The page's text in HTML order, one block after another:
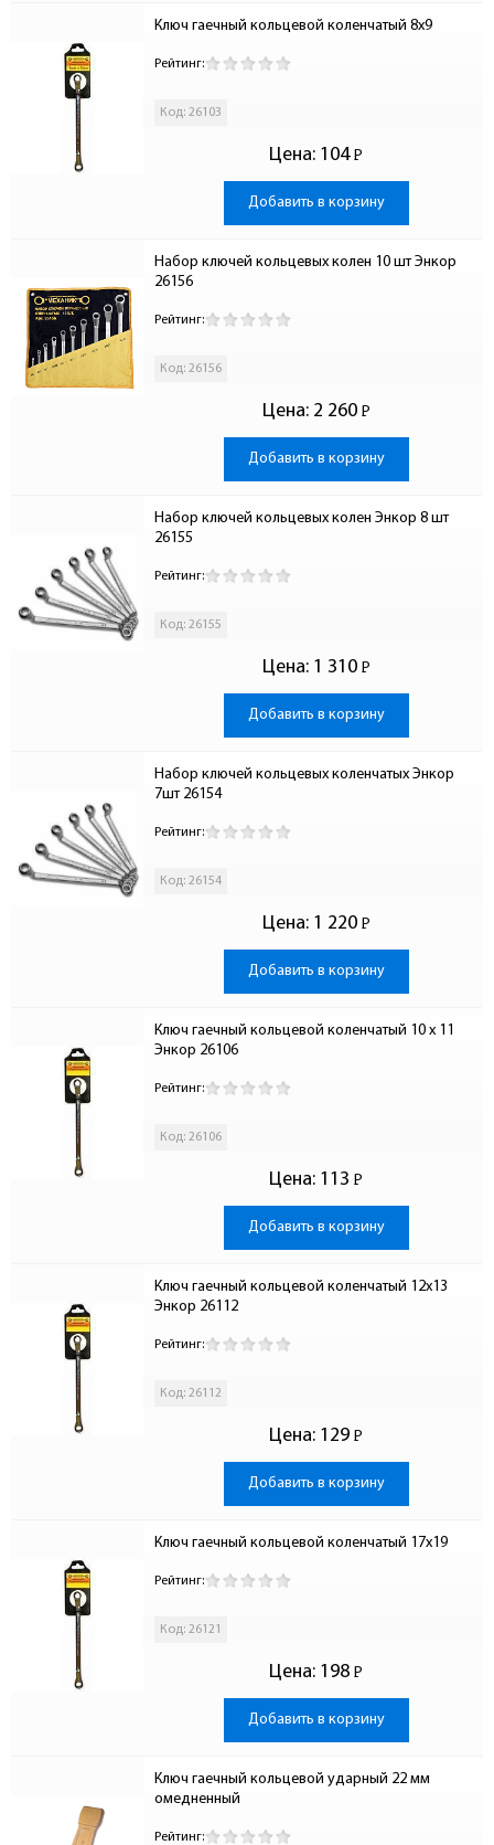
Ключ гаечный кольцевой коленчатый 8х9
Рейтинг:
Код: 26103
Цена: 104 Р
-
Добавить в корзину
Набор ключей кольцевых колен 10 шт Энкор
26156
Рейтинг:
Код: 26156
Цена: 2 260 Р
-
Добавить в корзину
Набор ключей кольцевых колен Энкор 8 шт
26155
Рейтинг:
Код: 26155
Цена: 1 310 Р
-
Добавить в корзину
Набор ключей кольцевых коленчатых Энкор
7шт 26154
Рейтинг:
Код: 26154
Цена: 1 220 Р
-
Добавить в корзину
Ключ гаечный кольцевой коленчатый 10 x 11
Энкор 26106
Рейтинг:
Код: 26106
Цена: 113 Р
-
Добавить в корзину
Ключ гаечный кольцевой коленчатый 12x13
Энкор 26112
Рейтинг:
Код: 26112
Цена: 129 Р
-
Добавить в корзину
Ключ гаечный кольцевой коленчатый 17х19
Рейтинг:
Код: 26121
Цена: 198 Р
-
Добавить в корзину
Ключ гаечный кольцевой ударный 22 мм
омедненный
Рейтинг: